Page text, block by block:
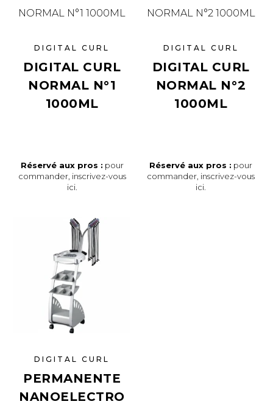
DIGITAL CURL
DIGITAL CURL
NORMAL N°1
1000ML
Réservé aux pros : pour
commander, inscrivez-vous
ici.
DIGITAL CURL
DIGITAL CURL
NORMAL N°2
1000ML
Réservé aux pros : pour
commander, inscrivez-vous
ici
DIGITAL CURL
PERMANENTE
NANOELECTRO